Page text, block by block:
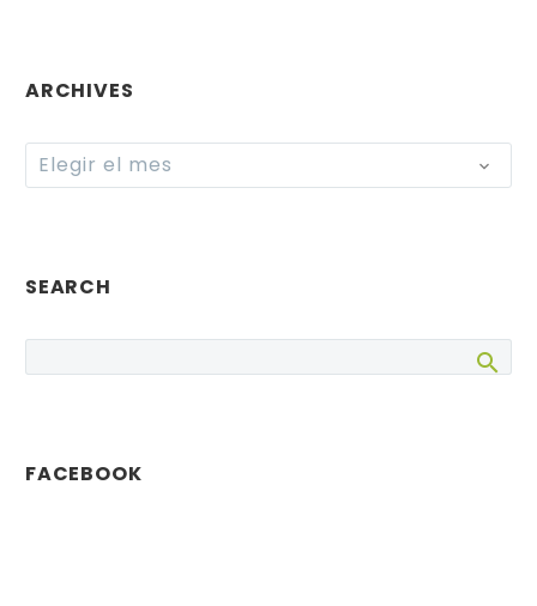
ARCHIVES
Archives
Elegir el mes
SEARCH
FACEBOOK